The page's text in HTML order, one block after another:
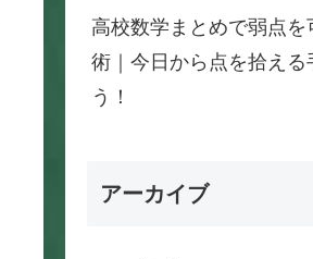
高校数学まとめで弱点
術｜今日から点を拾える
う！
アーカイブ